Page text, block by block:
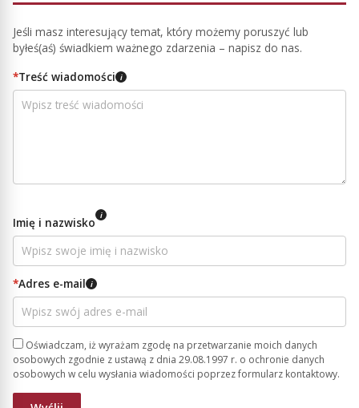
Jeśli masz interesujący temat, który możemy poruszyć lub
byłeś(aś) świadkiem ważnego zdarzenia – napisz do nas.
*Treść wiadomości i
Imię i nazwisko i
*Adres e-mail i
Oświadczam, iż wyrażam zgodę na przetwarzanie moich danych
osobowych zgodnie z ustawą z dnia 29.08.1997 r. o ochronie danych
osobowych w celu wysłania wiadomości poprzez formularz kontaktowy.